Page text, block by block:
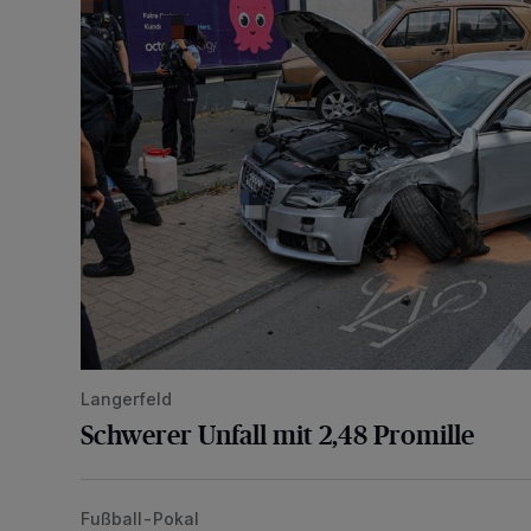
Langerfeld
Schwerer Unfall mit 2,48 Promille
WSV: Übertragung im Barmer Bahnhof und klare
Fußball-Pokal